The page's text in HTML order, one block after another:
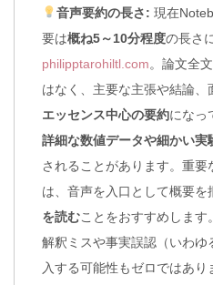
音声要約の長さ: 現在
要は概ね5～10分程度の長さ
philipptarohiltl.com。論文全
はなく、主要な主張や結論、
エッセンス中心の要約になっ
詳細な数値データや細かい実
されることがあります。重
は、音声を入口として概要を
を読むことをおすすめします
解釈ミスや事実誤認（いわゆ
入する可能性もゼロではあり